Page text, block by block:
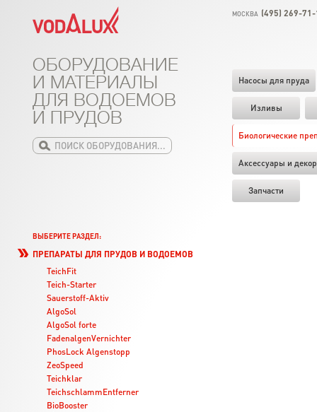
МОСКВА (495) 269-
Насосы для пруда
Изливы
Биологические
Аксессуары и декор
Запчасти
ОБОРУДОВАНИЕ
И МАТЕРИАЛЫ
ДЛЯ ВОДОЕМОВ
И ПРУДОВ
ВЫБЕРИТЕ РАЗДЕЛ:
ПРЕПАРАТЫ ДЛЯ ПРУДОВ И ВОДОЕМОВ
TeichFit
Teich-Starter
Sauerstoff-Aktiv
AlgoSol
AlgoSol forte
FadenalgenVernichter
PhosLock Algenstopp
ZeoSpeed
Teichklar
TeichschlammEntferner
BioBooster